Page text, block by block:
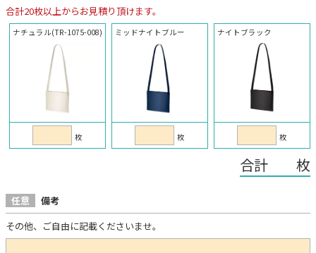
合計20枚以上からお見積り頂けます。
ナチュラル(TR-1075-008)
枚
ミッドナイトブルー
枚
ナイトブラック
枚
合計 枚
任意
備考
その他、ご自由に記載くださいませ。